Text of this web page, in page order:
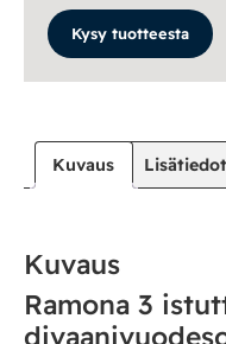
Kysy tuotteesta
Kuvaus Lisätiedot
Kuvaus
Ramona 3